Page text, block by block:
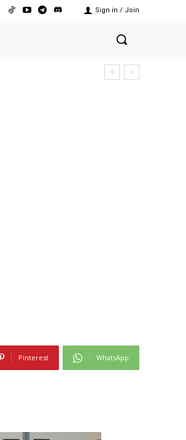
Sign in / Join
Pinterest WhatsApp